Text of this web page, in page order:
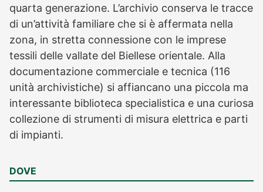
quarta generazione. L’archivio conserva le tracce
di un’attività familiare che si è affermata nella
zona, in stretta connessione con le imprese
tessili delle vallate del Biellese orientale. Alla
documentazione commerciale e tecnica (116
unità archivistiche) si affiancano una piccola ma
interessante biblioteca specialistica e una curiosa
collezione di strumenti di misura elettrica e parti
di impianti.
DOVE